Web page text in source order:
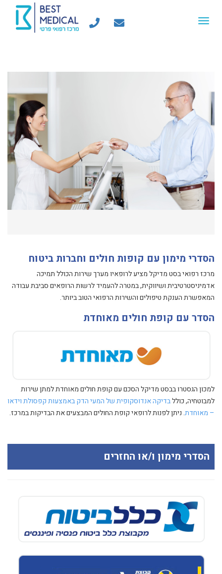
Toggle
הסדרי מימון עם קופות חולים וחברות ביטוח
מרכז רפואי בסט מדיקל מציע לרופאיו מערך שירות הכולל תמיכה
אדמיניסטרטיבית ושיווקית, במטרה להעמיד לרשות הרופאים סביבת עבודה
המאפשרת הענקת טיפולים והשירות הרפואי הטוב ביותר.
הסדר עם קופת חולים מאוחדת
למכון הגסטרו בבסט מדיקל הסכם עם קופת חולים מאוחדת למתן שירות
למבוטחיה, כוללבדיקה אנדוסקופית של המעי הדק באמצעות קפסולת וידאו
– מאוחדת. ניתן לפנות לרופאי קופת החולים המבצעים את הבדיקות במרכז.
הסדרי מימון ו/או החזרים